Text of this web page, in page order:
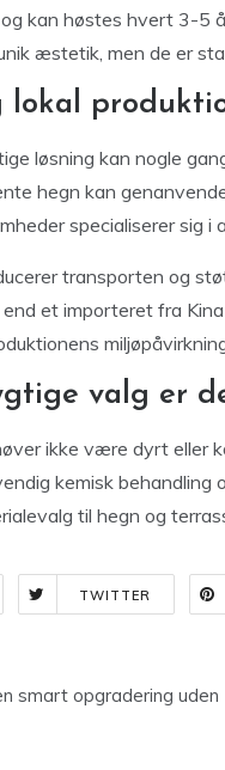
kan høstes hvert 3-5
æstetik, men de er
lokal
løsning kan nogle
hegn kan
specialiserer sig
transporten og
et importeret fra
valg er
ikke være dyrt eller
kemisk
til hegn og
TWITTER
smart opgradering uden